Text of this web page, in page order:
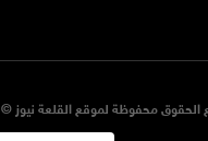
محفوظة لموقع القلعة نيوز © 2021